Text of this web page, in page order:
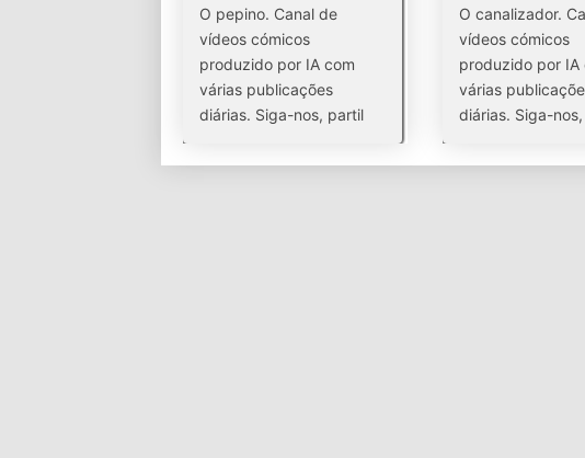
O pepino. Canal de
vídeos cómicos
produzido por IA com
várias publicações
diárias. Siga-nos, partil
O canalizador.
vídeos cómicos
produzido por IA
várias
diárias. Siga-